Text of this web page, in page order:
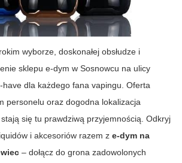
wyborze, doskonałej obsłudze i
sklepu e-dym w Sosnowcu na ulicy
have dla każdego fana vapingu. Oferta
personelu oraz dogodna lokalizacja
się tu prawdziwą przyjemnością. Odkryj
i akcesoriów razem z e-dym na
– dołącz do grona zadowolonych